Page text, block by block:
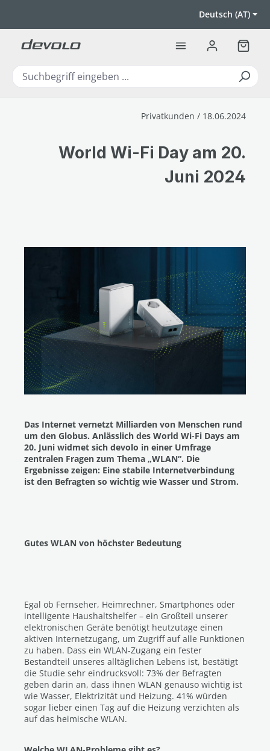
Deutsch (AT)
Privatkunden / 18.06.2024
World Wi-Fi Day am 20.
Juni 2024
Das Internet vernetzt Milliarden von Menschen rund
um den Globus. Anlässlich des World Wi-Fi Days am
20. Juni widmet sich devolo in einer Umfrage
zentralen Fragen zum Thema „WLAN“. Die
Ergebnisse zeigen: Eine stabile Internetverbindung
ist den Befragten so wichtig wie Wasser und Strom.
Gutes WLAN von höchster Bedeutung
Egal ob Fernseher, Heimrechner, Smartphones oder
intelligente Haushaltshelfer – ein Großteil unserer
elektronischen Geräte benötigt heutzutage einen
aktiven Internetzugang, um Zugriff auf alle Funktionen
zu haben. Dass ein WLAN-Zugang ein fester
Bestandteil unseres alltäglichen Lebens ist, bestätigt
die Studie sehr eindrucksvoll: 73% der Befragten
geben darin an, dass ihnen WLAN genauso wichtig ist
wie Wasser, Elektrizität und Heizung. 41% würden
sogar lieber einen Tag auf die Heizung verzichten als
auf das heimische WLAN.